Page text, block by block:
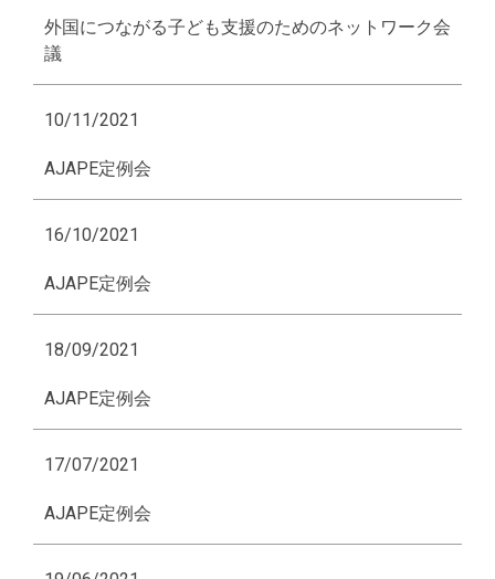
外国につながる子ども支援のためのネットワーク会
議
10/11/2021
AJAPE定例会
16/10/2021
AJAPE定例会
18/09/2021
AJAPE定例会
17/07/2021
AJAPE定例会